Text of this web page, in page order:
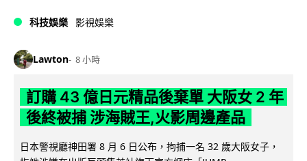
科技娛樂 影視娛樂
Lawton 8 小時
訂購 43 億日元精品後棄單 大阪女 2 年
後終被捕 涉海賊王,火影周邊產品
日本警視廳神田署 8 月 6 日公布，拘捕一名 32 歲大阪女子，